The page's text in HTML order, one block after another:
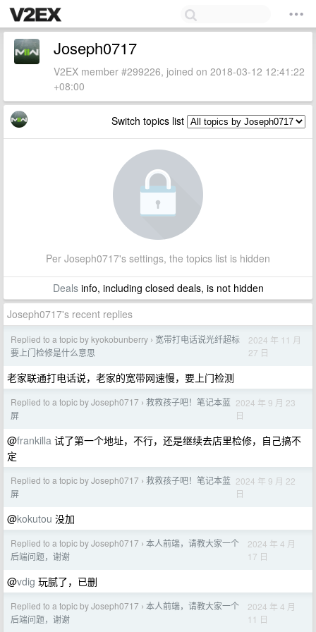
Joseph0717
V2EX member #299226, joined on 2018-03-12 12:41:22
+08:00
Switch topics list
Per Joseph0717's settings, the topics list is hidden
Dealsinfo, including closed deals, is not hidden
Joseph0717's recent replies
Replied to a topic by kyokobunberry › 宽带打电话说光纤超标
要上门检修是什么意思
2024 年 11 月
27 日
老家联通打电话说，老家的宽带网速慢，要上门检测
Replied to a topic by Joseph0717 › 救救孩子吧！笔记本蓝
屏
2024 年 9 月 23
日
@frankilla 试了第一个地址，不行，还是继续去店里检修，自己搞不
定
Replied to a topic by Joseph0717 › 救救孩子吧！笔记本蓝
屏
2024 年 9 月 22
日
@kokutou 没加
Replied to a topic by Joseph0717 › 本人前端，请教大家一个
后端问题，谢谢
2024 年 4 月
17 日
@vdig 玩腻了，已删
Replied to a topic by Joseph0717 › 本人前端，请教大家一个
后端问题，谢谢
2024 年 4 月
11 日